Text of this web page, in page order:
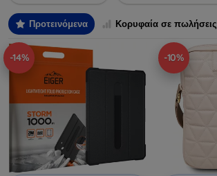
Προτεινόμενα Κορυφαία σε πωλήσεις
-14% -10%